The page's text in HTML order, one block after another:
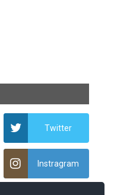
Twitter
Instragram